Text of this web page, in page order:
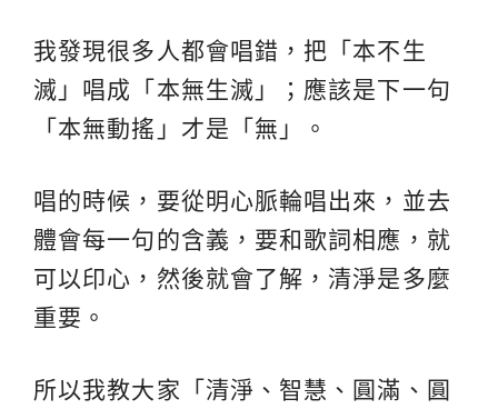
我發現很多人都會唱錯，把「本不生
滅」唱成「本無生滅」；應該是下一句
「本無動搖」才是「無」。
唱的時候，要從明心脈輪唱出來，並去
體會每一句的含義，要和歌詞相應，就
可以印心，然後就會了解，清淨是多麼
重要。
所以我教大家「清淨、智慧、圓滿、圓